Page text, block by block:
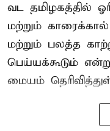
வட தமிழகத்தில்
மற்றும்
மற்றும் பலத்த
பெய்யக்கூடும்
மையம்